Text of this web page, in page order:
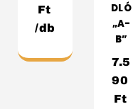
Ft
/db
DLÓ
„A-
B”
7.5
90
Ft